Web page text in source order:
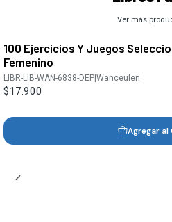
Ver más
100 Ejercicios Y Juegos
Femenino
LIBR-LIB-WAN-6838-DEP |Wanceulen
$17.900
Agregar al